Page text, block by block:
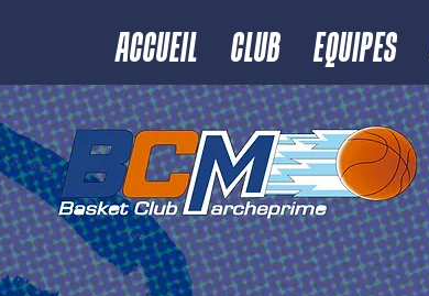
ACCUEIL CLUB EQUIPES